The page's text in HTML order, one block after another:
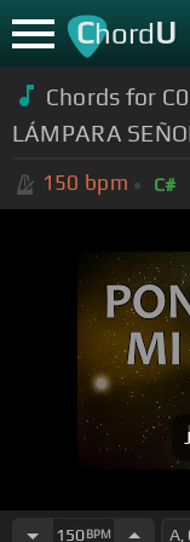
ChordU
Chords for
LÁMPARA
150 bpm C#
150BPM